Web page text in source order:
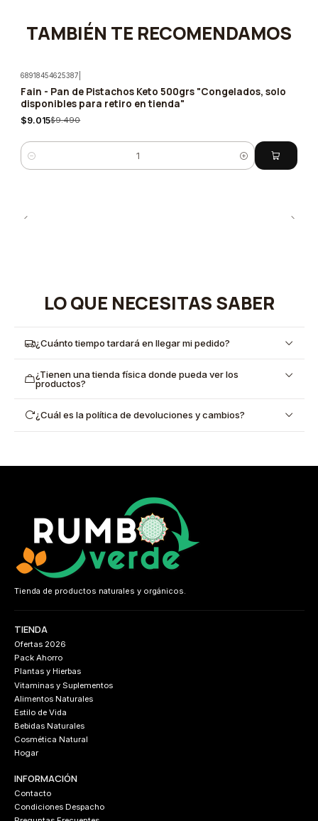
TAMBIÉN TE RECOMENDAMOS
-5%
68918454625387
Fain - Pan de Pistachos Keto 500grs "Congelados, solo
disponibles para retiro en tienda"
$9.015$9.490
Cantidad
LO QUE NECESITAS SABER
¿Cuánto tiempo tardará en llegar mi pedido?
¿Tienen una tienda física donde pueda ver los
productos?
¿Cuál es la política de devoluciones y cambios?
Tienda de productos naturales y orgánicos.
TIENDA
Ofertas 2026
Pack Ahorro
Plantas y Hierbas
Vitaminas y Suplementos
Alimentos Naturales
Estilo de Vida
Bebidas Naturales
Cosmética Natural
Hogar
INFORMACIÓN
Contacto
Condiciones Despacho